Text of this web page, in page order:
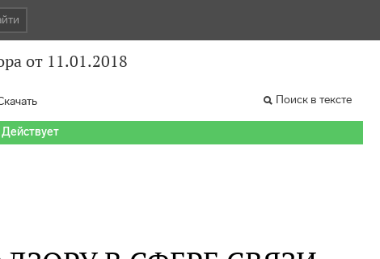
от 11.01.2018
Поиск в тексте